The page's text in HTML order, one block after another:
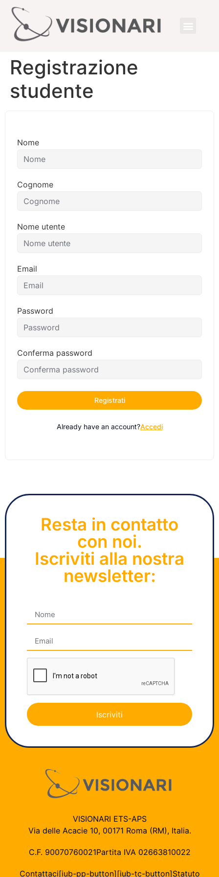
Registrazione
studente
Nome
Cognome
Nome utente
Email
Password
Conferma password
Registrati
Already have an account?Accedi
Resta in contatto
con noi.
Iscriviti alla nostra
newsletter:
Iscriviti
VISIONARI ETS-APS
Via delle Acacie 10, 00171 Roma (RM), Italia.
C.F. 90070760021Partita IVA 02663810022
Contattaci[iub-pp-button][iub-tc-button]Statuto